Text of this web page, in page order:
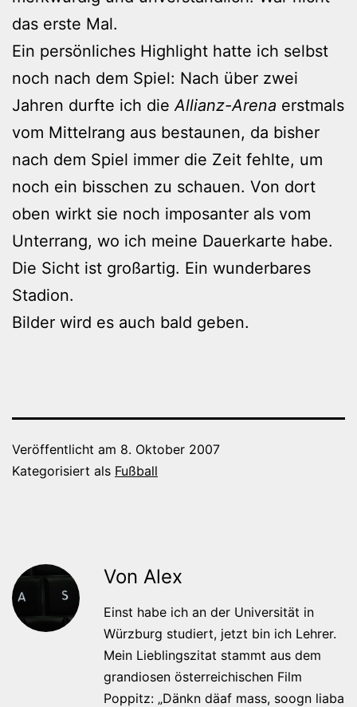
das erste Mal.
Ein persönliches Highlight hatte ich selbst
noch nach dem Spiel: Nach über zwei
Jahren durfte ich die Allianz-Arena erstmals
vom Mittelrang aus bestaunen, da bisher
nach dem Spiel immer die Zeit fehlte, um
noch ein bisschen zu schauen. Von dort
oben wirkt sie noch imposanter als vom
Unterrang, wo ich meine Dauerkarte habe.
Die Sicht ist großartig. Ein wunderbares
Stadion.
Bilder wird es auch bald geben.
Veröffentlicht am 8. Oktober 2007
Kategorisiert als Fußball
Von Alex
Einst habe ich an der Universität in
Würzburg studiert, jetzt bin ich Lehrer.
Mein Lieblingszitat stammt aus dem
grandiosen österreichischen Film
Poppitz: „Dänkn däaf mass, soogn liaba